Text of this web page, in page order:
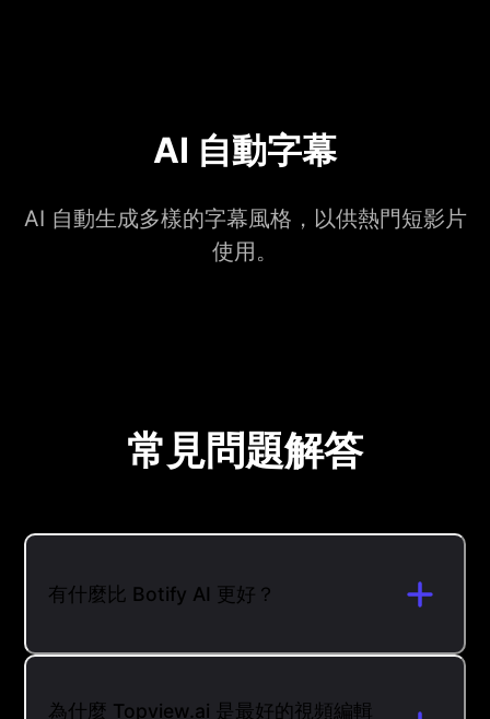
AI 自動字幕
AI 自動生成多樣的字幕風格，以供熱門短影片
使用。
常見問題解答
有什麼比 Botify AI 更好？
為什麼 Topview.ai 是最好的視頻編輯